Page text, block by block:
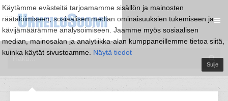
Käytämme evästeitä tarjoamamme sisällön ja mainosten
räätälöimiseen, sosiaalisen median ominaisuuksien tukemiseen ja
kävijämäärämme analysoimiseen. Jaamme myös sosiaalisen
median, mainosalan ja analytiikka-alan kumppaneillemme tietoa siitä,
kuinka käytät sivustoamme. Näytä tiedot
Sulje